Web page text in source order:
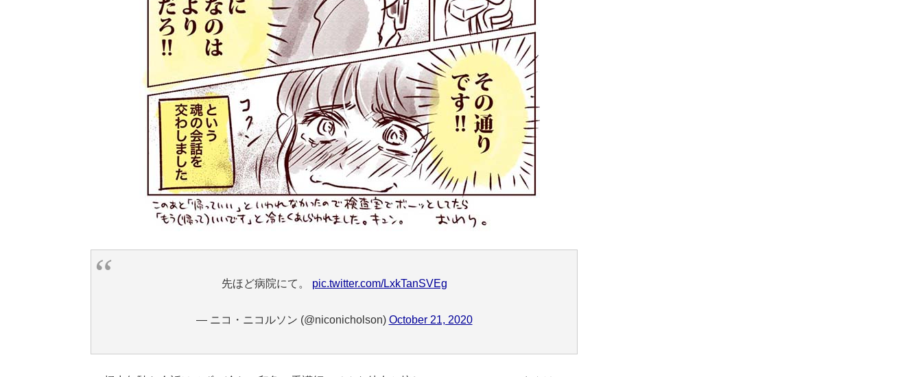
先ほど病院にて。 pic.twitter.com/LxkTanSVEg
— ニコ・ニコルソン (@niconicholson) October 21, 2020